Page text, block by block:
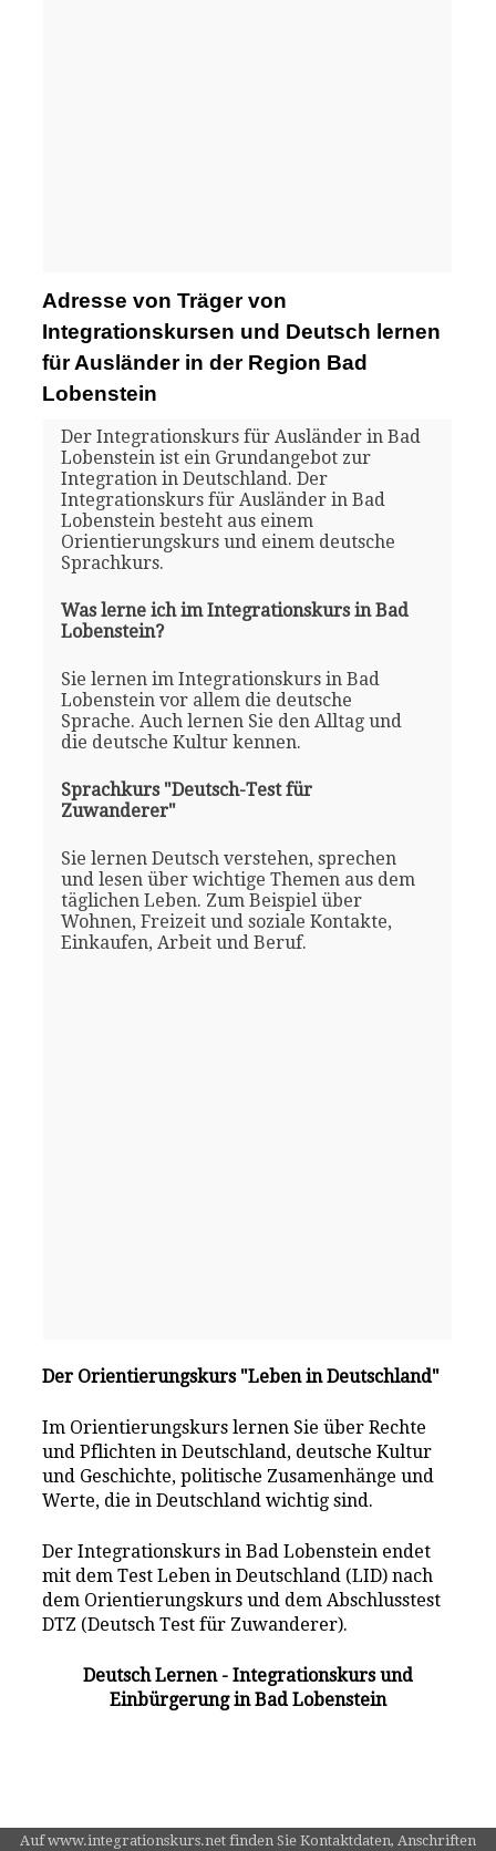
Adresse von Träger von
Integrationskursen und Deutsch lernen
für Ausländer in der Region Bad
Lobenstein
Der Integrationskurs für Ausländer in Bad
Lobenstein ist ein Grundangebot zur
Integration in Deutschland. Der
Integrationskurs für Ausländer in Bad
Lobenstein besteht aus einem
Orientierungskurs und einem deutsche
Sprachkurs.
Was lerne ich im Integrationskurs in Bad
Lobenstein?
Sie lernen im Integrationskurs in Bad
Lobenstein vor allem die deutsche
Sprache. Auch lernen Sie den Alltag und
die deutsche Kultur kennen.
Sprachkurs "Deutsch-Test für
Zuwanderer"
Sie lernen Deutsch verstehen, sprechen
und lesen über wichtige Themen aus dem
täglichen Leben. Zum Beispiel über
Wohnen, Freizeit und soziale Kontakte,
Einkaufen, Arbeit und Beruf.
Der Orientierungskurs "Leben in Deutschland"
Im Orientierungskurs lernen Sie über Rechte
und Pflichten in Deutschland, deutsche Kultur
und Geschichte, politische Zusamenhänge und
Werte, die in Deutschland wichtig sind.
Der Integrationskurs in Bad Lobenstein endet
mit dem Test Leben in Deutschland (LID) nach
dem Orientierungskurs und dem Abschlusstest
DTZ (Deutsch Test für Zuwanderer).
Deutsch Lernen - Integrationskurs und
Einbürgerung in Bad Lobenstein
Auf www.integrationskurs.net finden Sie Kontaktdaten, Anschriften